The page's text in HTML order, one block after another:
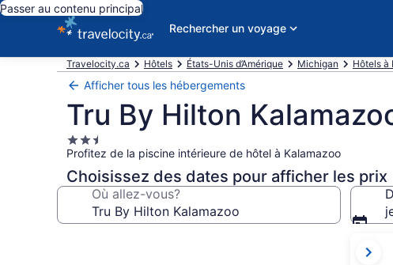
Passer au contenu principal
Rechercher un voyage
Travelocity.ca Hôtels États-Unis d’Amérique Michigan Hôtels à
Afficher tous les hébergements
Tru By Hilton
Hébergement
2.5 étoiles
Profitez de la piscine intérieure de hôtel à Kalamazoo
Choisissez des dates pour afficher les prix
Où allez-vous?
mois